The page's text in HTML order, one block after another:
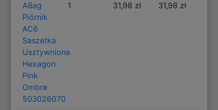
ABag
Piórnik
AC6
Saszetka
Usztywniona
Hexagon
Pink
Ombre
503026070
1 31,98 zł 31,98 zł